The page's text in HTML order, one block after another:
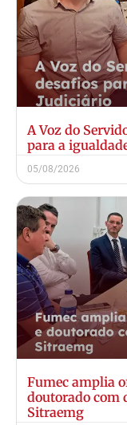
A Voz do
para a
05/08/2026
Fumec amplia
doutorado com
Sitraemg